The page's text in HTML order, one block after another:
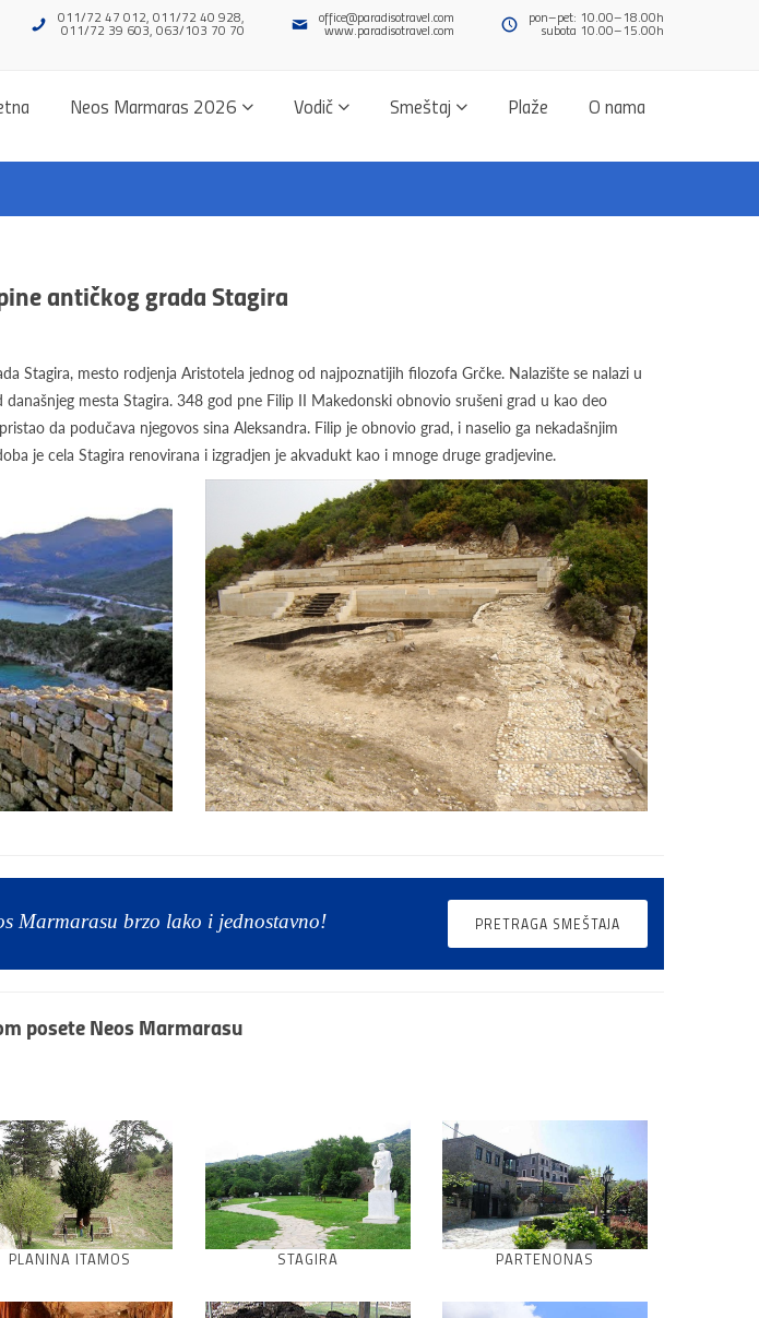
011/72 47 012, 011/72 40 928,
011/72 39 603, 063/103 70 70
office@paradisotravel.com
www.paradisotravel.com
pon–pet: 10.00–18.00h
subota 10.00–15.00h
Neos Marmaras 2026 Vodič Smeštaj Plaže O nama
antičkog grada Stagira
Stagira, mesto rodjenja Aristotela jednog od najpoznatijih filozofa Grčke. Nalazište se nalazi u
današnjeg mesta Stagira. 348 god pne Filip II Makedonski obnovio srušeni grad u kao deo
da podučava njegovos sina Aleksandra. Filip je obnovio grad, i naselio ga nekadašnjim
je cela Stagira renovirana i izgradjen je akvadukt kao i mnoge druge gradjevine.
Marmarasu brzo lako i jednostavno! PRETRAGA SMEŠTAJA
poseteNeos Marmarasu
PLANINA ITAMOS STAGIRA PARTENONAS